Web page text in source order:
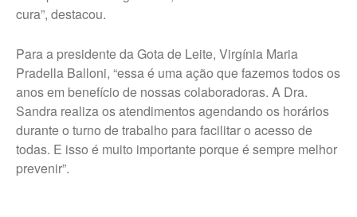
cura”, destacou.
Para a presidente da Gota de Leite, Virgínia Maria
Pradella Balloni, “essa é uma ação que fazemos todos os
anos em benefício de nossas colaboradoras. A Dra.
Sandra realiza os atendimentos agendando os horários
durante o turno de trabalho para facilitar o acesso de
todas. E isso é muito importante porque é sempre melhor
prevenir”.